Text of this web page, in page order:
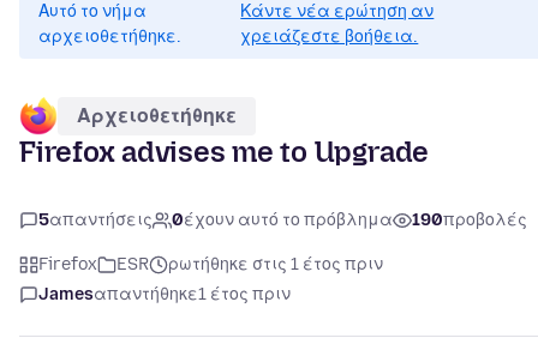
Αυτό το νήμα
αρχειοθετήθηκε.
Κάντε νέα ερώτηση αν
χρειάζεστε βοήθεια.
Αρχειοθετήθηκε
Firefox advises me to Upgrade
5απαντήσεις 0έχουν αυτό το πρόβλημα 190προβολές
Firefox ESR
ρωτήθηκε στις 1 έτος πριν
Jamesαπαντήθηκε1 έτος πριν